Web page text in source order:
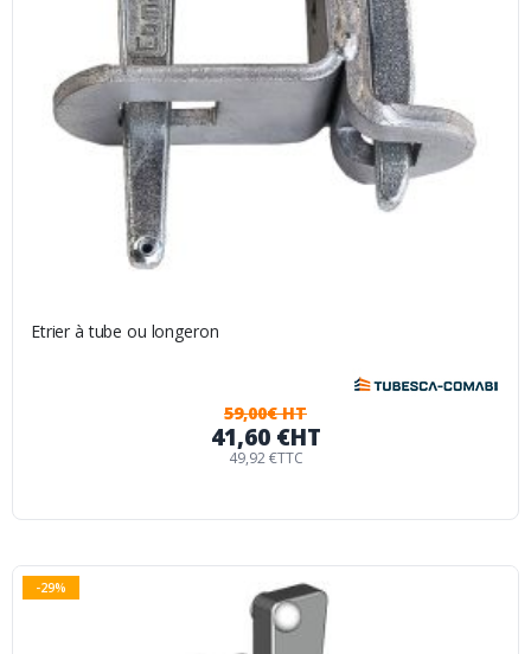
Etrier à tube ou longeron
59,00€ HT
41,60 €HT
49,92 €TTC
-29%